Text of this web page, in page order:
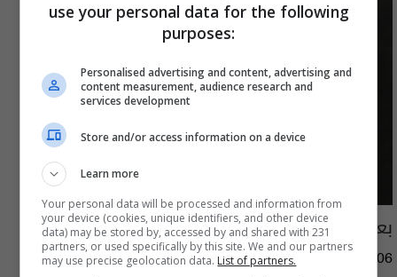
بعد كأس العالم.. ميسي يواصل تحطيم الأرقام
04:18 | 2026-08-06
use your personal data for the following
purposes:
Personalised advertising and content, advertising and
content measurement, audience research and
services development
Store and/or access information on a device
Learn more
Your personal data will be processed and information from
your device (cookies, unique identifiers, and other device
data) may be stored by, accessed by and shared with 231
partners, or used specifically by this site. We and our partners
may use precise geolocation data. List of partners.